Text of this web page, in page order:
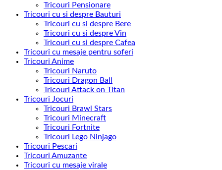
Tricouri Pensionare
Tricouri cu si despre Bauturi
Tricouri cu si despre Bere
Tricouri cu si despre Vin
Tricouri cu si despre Cafea
Tricouri cu mesaje pentru soferi
Tricouri Anime
Tricouri Naruto
Tricouri Dragon Ball
Tricouri Attack on Titan
Tricouri Jocuri
Tricouri Brawl Stars
Tricouri Minecraft
Tricouri Fortnite
Tricouri Lego Ninjago
Tricouri Pescari
Tricouri Amuzante
Tricouri cu mesaje virale